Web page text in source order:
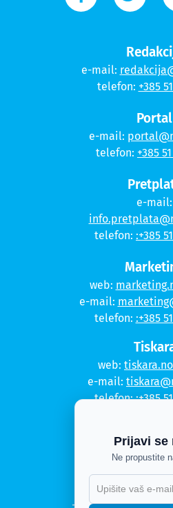
e-mail:
telefon: +385
Portal
e-mail:
telefon: +385
e-mail:
telefon: :+385
web:
e-mail:
telefon: :+385
web:
e-mail:
telefon::+385
Kontakt
Politika
Politika
Prijavi se
Ne propustite